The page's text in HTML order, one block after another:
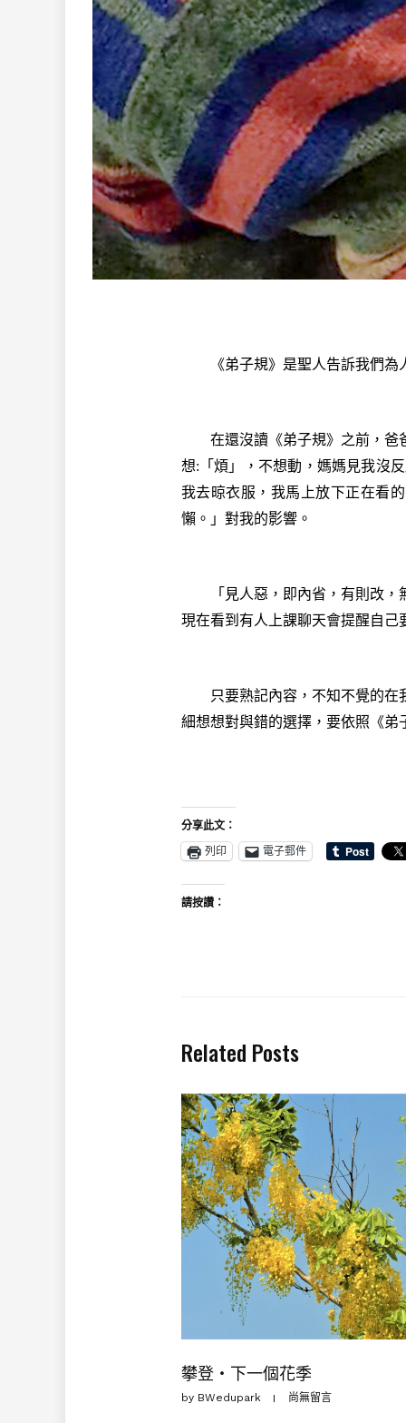
《弟子規》是聖人告訴我們為人
在還沒讀《弟子規》之前，爸爸
想:「煩」，不想動，媽媽見我沒
我去晾衣服，我馬上放下正在看
懶。」對我的影響。
「見人惡，即內省，有則改，無
現在看到有人上課聊天會提醒自
只要熟記內容，不知不覺的在我
細想想對與錯的選擇，要依照《弟
分享此文：
列印
電子郵件
請按讚：
Related Posts
攀登・下一個花季
byBWedupark 尚無留言